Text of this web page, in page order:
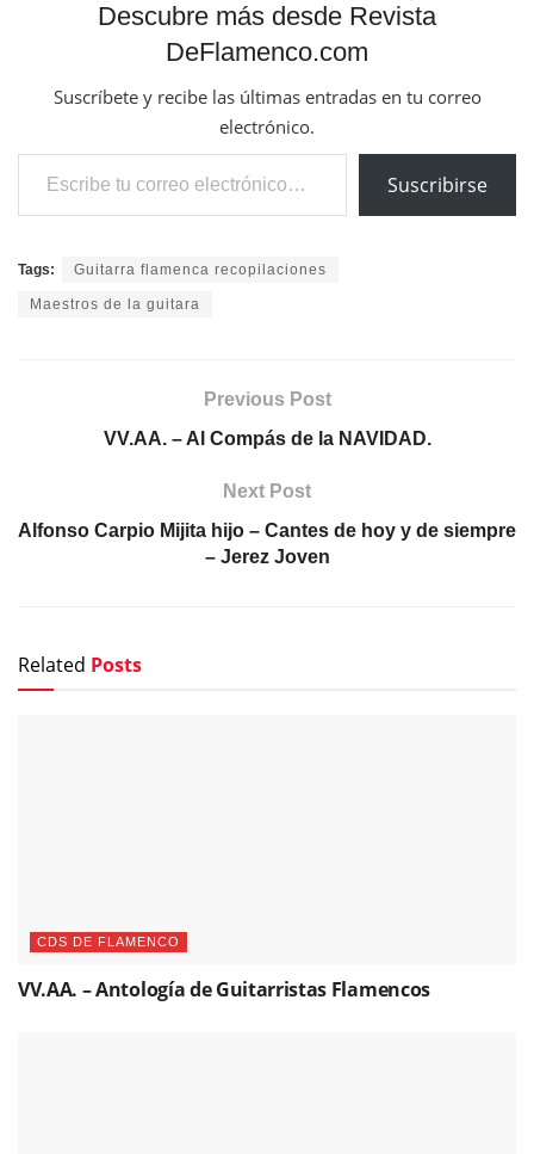
Descubre más desde Revista
DeFlamenco.com
Suscríbete y recibe las últimas entradas en tu correo
electrónico.
Escribe tu correo electrónico…
Suscribirse
Tags: Guitarra flamenca recopilaciones
Maestros de la guitara
Previous Post
VV.AA. – Al Compás de la NAVIDAD.
Next Post
Alfonso Carpio Mijita hijo – Cantes de hoy y de siempre
– Jerez Joven
Related Posts
CDS DE FLAMENCO
VV.AA. – Antología de Guitarristas Flamencos